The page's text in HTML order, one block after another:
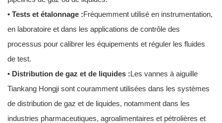
• Tests et étalonnage :Fréquemment utilisé en instrumentation,
en laboratoire et dans les applications de contrôle des
processus pour calibrer les équipements et réguler les fluides
de test.
• Distribution de gaz et de liquides :Les vannes à aiguille
Tiankang Hongji sont couramment utilisées dans les systèmes
de distribution de gaz et de liquides, notamment dans les
industries pharmaceutiques, agroalimentaires et pétrolières et